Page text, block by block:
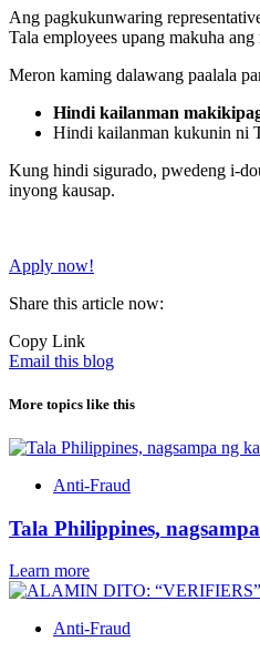
Ang pagkukunwaring
Tala employees upang makuha
Meron kaming dalawang paalala
Hindi kailanman
Hindi kailanman kukunin ni
Kung hindi sigurado, pwedeng i-
inyong kausap.
Apply now!
Share this article now:
Copy Link
Email this blog
More topics like this
Anti-Fraud
Tala Philippines,
Learn more
Anti-Fraud